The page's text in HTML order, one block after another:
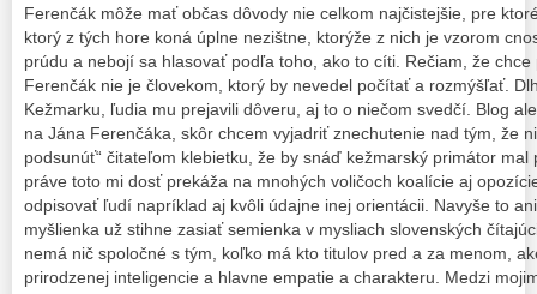
Ferenčák môže mať občas dôvody nie celkom najčistejšie, pre
ktorý z tých hore koná úplne nezištne, ktorýže z nich je vzorom
prúdu a nebojí sa hlasovať podľa toho, ako to cíti. Rečiam, že
Ferenčák nie je človekom, ktorý by nevedel počítať a rozmýšľať.
Kežmarku, ľudia mu prejavili dôveru, aj to o niečom svedčí. Blog
na Jána Ferenčáka, skôr chcem vyjadriť znechutenie nad tým, že
podsunúť“ čitateľom klebietku, že by snáď kežmarský primátor mal
práve toto mi dosť prekáža na mnohých voličoch koalície aj
odpisovať ľudí napríklad aj kvôli údajne inej orientácii. Navyše to
myšlienka už stihne zasiať semienka v mysliach slovenských
nemá nič spoločné s tým, koľko má kto titulov pred a za menom,
prirodzenej inteligencie a hlavne empatie a charakteru. Medzi